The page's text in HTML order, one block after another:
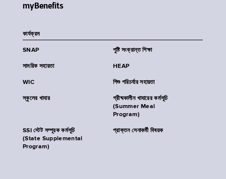
myBenefits
কার্যক্রম
SNAP পুষ্টি সংক্রান্ত শিক্ষা
সাময়িক সহায়তা HEAP
WIC শিশু পরিচর্যার সহায়তা
স্কুলের খাবার
গ্রীষ্মকালীন খাবারের কর্মসূচি
(Summer Meal
Program)
SSI স্টেট সম্পূরক কর্মসূচি
(State Supplemental
Program)
প্রাক্তন সেনাকর্মী বিষয়ক